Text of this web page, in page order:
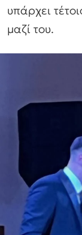
υπάρχει
μαζί του.